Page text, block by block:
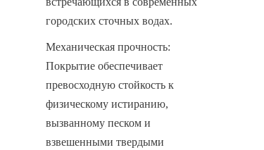
городских сточных водах.
Механическая прочность:
Покрытие обеспечивает
превосходную стойкость к
физическому истиранию,
вызванному песком и
взвешенными твердыми